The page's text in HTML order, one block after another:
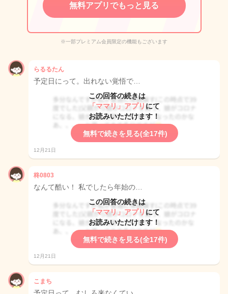
無料アプリでもっと見る
※一部プレミアム会員限定の機能もございます
らるるたん
予定日にって。出れない覚悟で…
この回答の続きは
「ママリ」アプリ にて
お読みいただけます！
無料で続きを見る(全17件)
12月21日
柊0803
なんて酷い！ 私でしたら年始の…
この回答の続きは
「ママリ」アプリ にて
お読みいただけます！
無料で続きを見る(全17件)
12月21日
こまち